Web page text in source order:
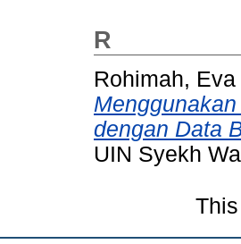
R
Rohimah, Eva
dengan Data
UIN Syekh